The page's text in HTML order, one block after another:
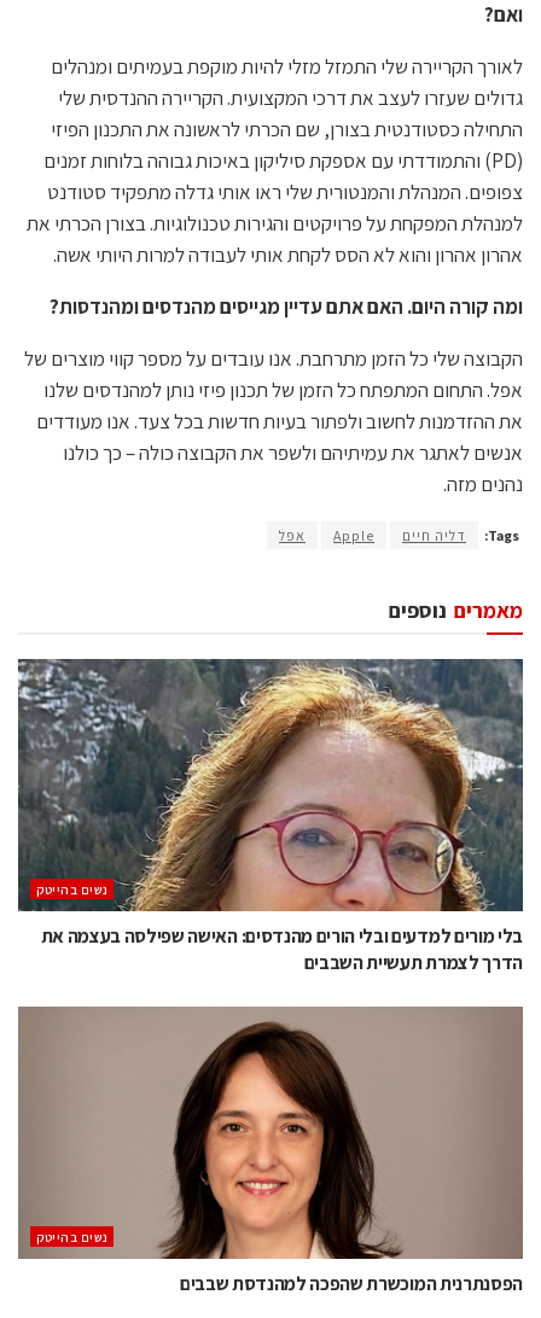
ואם?
לאורך הקריירה שלי התמזל מזלי להיות מוקפת בעמיתים ומנהלים
גדולים שעזרו לעצב את דרכי המקצועית. הקריירה ההנדסית שלי
התחילה כסטודנטית בצורן, שם הכרתי לראשונה את התכנון הפיזי
(PD) והתמודדתי עם אספקת סיליקון באיכות גבוהה בלוחות זמנים
צפופים. המנהלת והמנטורית שלי ראו אותי גדלה מתפקיד סטודנט
למנהלת המפקחת על פרויקטים והגירות טכנולוגיות. בצורן הכרתי את
אהרון אהרון והוא לא הסס לקחת אותי לעבודה למרות היותי אשה.
ומה קורה היום. האם אתם עדיין מגייסים מהנדסים ומהנדסות?
הקבוצה שלי כל הזמן מתרחבת. אנו עובדים על מספר קווי מוצרים של
אפל. התחום המתפתח כל הזמן של תכנון פיזי נותן למהנדסים שלנו
את ההזדמנות לחשוב ולפתור בעיות חדשות בכל צעד. אנו מעודדים
אנשים לאתגר את עמיתיהם ולשפר את הקבוצה כולה – כך כולנו
נהנים מזה.
Tags: דליה חיים Apple אפל
נוספים מאמרים
נשים בהייטק
בלי מורים למדעים ובלי הורים מהנדסים: האישה שפילסה בעצמה את
הדרך לצמרת תעשיית השבבים
נשים בהייטק
הפסנתרנית המוכשרת שהפכה למהנדסת שבבים